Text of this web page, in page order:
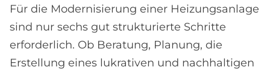
Für die Modernisierung einer Heizungsanlage
sind nur sechs gut strukturierte Schritte
erforderlich. Ob Beratung, Planung, die
Erstellung eines lukrativen und nachhaltigen